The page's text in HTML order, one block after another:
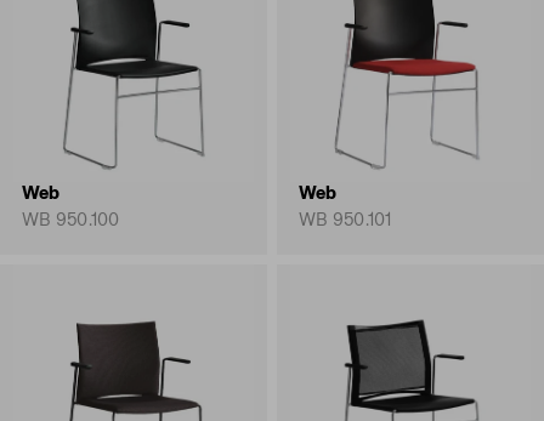
Web
WB 950.100
Web
WB 950.101